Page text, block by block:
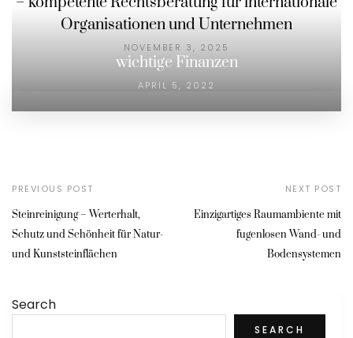
Organisationen und Unternehmen
NOVEMBER 3, 2025
wichtige Finanzen
APRIL 5, 2022
PREVIOUS POST
Steinreinigung – Werterhalt,
Schutz und Schönheit für Natur-
und Kunststeinflächen
NEXT POST
Einzigartiges Raumambiente mit
fugenlosen Wand- und
Bodensystemen
Search
SEARCH